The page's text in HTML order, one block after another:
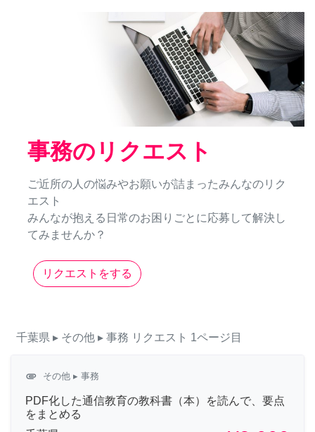
事務のリクエスト
ご近所の人の悩みやお願いが詰まったみんなのリク
エスト
みんなが抱える日常のお困りごとに応募して解決し
てみませんか？
リクエストをする
千葉県 ▸ その他 ▸ 事務 リクエスト 1ページ目
attachment その他 ▸ 事務
PDF化した通信教育の教科書（本）を読んで、要点
をまとめる